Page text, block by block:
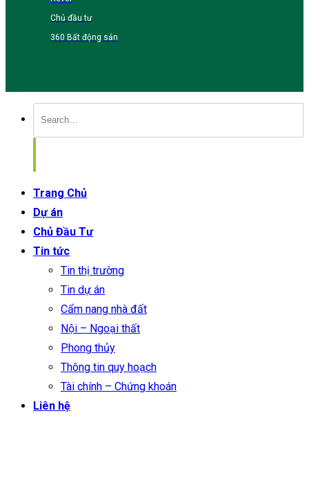
Chủ đầu tư
360 Bất động sản
Trang Chủ
Dự án
Chủ Đầu Tư
Tin tức
Tin thị trường
Tin dự án
Cẩm nang nhà đất
Nội – Ngoại thất
Phong thủy
Thông tin quy hoạch
Tài chính – Chứng khoán
Liên hệ